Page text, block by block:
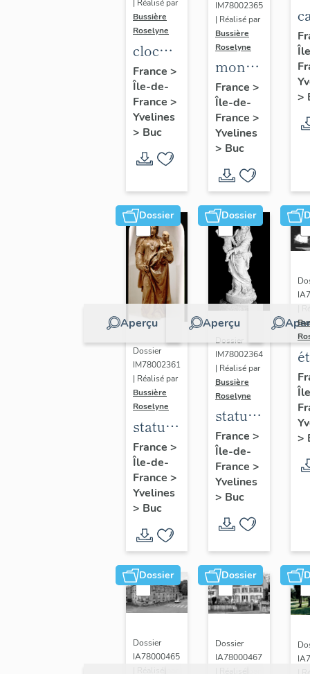
| Réalisé par
Bussière
Roselyne
cloche
dite
Louise
Auguste
Adélaïde
France >
Île-de-
France >
Yvelines
> Buc
IM78002365
| Réalisé par
Bussière
Roselyne
monument
funéraire
de
Jean
Casale
France >
Île-de-
France >
Yvelines
> Buc
>
Dossier
Aperçu
Dossier
IM78002361
| Réalisé par
Bussière
Roselyne
statue :
Vierge
à
l'Enfant
(n°2)
France >
Île-de-
France >
Yvelines
> Buc
Dossier
Aperçu
Dossier
IM78002364
| Réalisé par
Bussière
Roselyne
statue :
Vierge
à
l'Enfant
(n°1)
France >
Île-de-
France >
Yvelines
> Buc
>
Dossier
Dossier
IA78000465
Dossier
Dossier
IA78000467